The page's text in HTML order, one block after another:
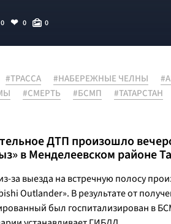
0 0 0
#ТРАССА #НАБЕРЕЖНЫЕ ЧЕЛНЫ
#СМЕРТЬ #БСМП #ТАТАРСТАН
ДТП произошло
в Менделеевском районе
за выезда на встречную полосу
Outlander». В результате от
был госпитализирован в